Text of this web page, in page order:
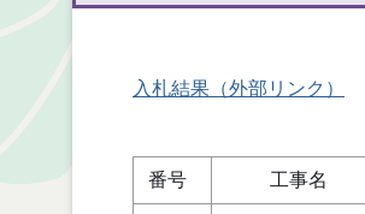
入札結果（外部リンク）
単
番号 工事名